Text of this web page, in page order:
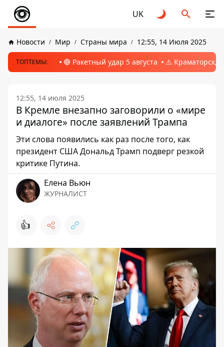
UK
Новости Мир Страны мира 12:55, 14 Июля 2025
ТОПТЕМЫ: 🔴 Ракетный удар 5 августа ⚠️ Краматорск,
12:55, 14 июля 2025
В Кремле внезапно заговорили о «мире
и диалоге» после заявлений Трампа
Эти слова появились как раз после того, как
президент США Дональд Трамп подверг резкой
критике Путина.
Елена Вьюн
ЖУРНАЛИСТ
👍